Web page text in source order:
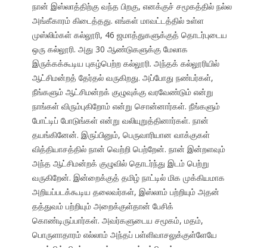
நான் இஸ்லாத்திற்கு வந்த பிறகு, எனக்குச் சமூகத்தில் நல்ல
அங்கீகாரம் கிடைத்தது. எங்கள் மாவட்டத்தில் உள்ள
முஸ்லிம்கள் கல்லூரி, 46 ஜமாத்துகளுக்குத் தொடர்புடைய
ஒரு கல்லூரி. அது 30 ஆண்டுகளுக்கு மேலாக
இருக்கக்கூடிய புகழ்பெற்ற கல்லூரி. அந்தக் கல்லூரியில்
ஆட்சிமன்றத் தேர்தல் வருகிறது. அப்போது நண்பர்கள்,
நீங்களும் ஆட்சிமன்றக் குழுவுக்கு வரவேண்டும் என்று
நாங்கள் விரும்புகிறோம் என்று சொன்னார்கள். நீங்களும்
போட்டிப் போடுங்கள் என்று வலியுறுத்தினார்கள். நான்
தயங்கினேன். இருப்பினும், பெருவாரியான வாக்குகள்
வித்தியாசத்தில் நான் வெற்றி பெற்றேன். நான் இன்றளவும்
அந்த ஆட்சிமன்றக் குழுவில் தொடர்ந்து இடம் பெற்று
வருகிறேன். இன்றைக்குத் தமிழ் நாட்டில் மிக முக்கியமாக
அறியப்படக்கூடிய தலைவர்கள், இஸ்லாம் பற்றியும் அதன்
தத்துவம் பற்றியும் அறைக்குள்தான் பேசிக்
கொண்டிருப்பார்கள். அவர்களுடைய சமூகம், மதம்,
பொருளாதாரம் எல்லாம் அந்தப் பள்ளிவாசலுக்குள்ளேயே